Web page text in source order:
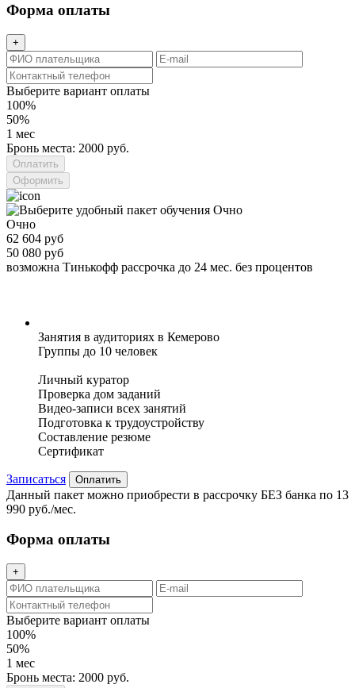
Форма оплаты
+
Выберите вариант оплаты
100%
50%
1 мес
Бронь места: 2000 руб.
Оформить
Очно
62 604 руб
50 080 руб
возможна Тинькофф рассрочка до 24 мес. без процентов
Занятия в аудиториях в Кемерово
Группы до 10 человек
Личный куратор
Проверка дом заданий
Видео-записи всех занятий
Подготовка к трудоустройству
Составление резюме
Сертификат
Записаться Оплатить
Данный пакет можно приобрести в рассрочку БЕЗ банка по 13
990 руб./мес.
Форма оплаты
+
Выберите вариант оплаты
100%
50%
1 мес
Бронь места: 2000 руб.